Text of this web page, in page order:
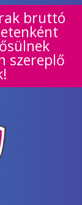
bruttó
szereplő